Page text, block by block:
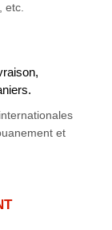
etc.
et